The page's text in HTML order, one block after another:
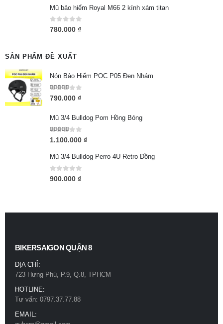
Mũ bảo hiểm Royal M66 2 kính xám titan
0out of 5
780.000 ₫
SẢN PHẨM ĐỀ XUẤT
Nón Bảo Hiểm POC P05 Đen Nhám
5.00 out of 5
790.000 ₫
Mũ 3/4 Bulldog Pom Hồng Bóng
5.00out of 5
1.100.000 ₫
Mũ 3/4 Bulldog Perro 4U Retro Đồng
0out of 5
900.000 ₫
BIKERSAIGON QUẬN 8
ĐỊA CHỈ:
723 Hưng Phú, P.9, Q.8, TPHCM
HOTLINE:
Tư vấn: 0797.37.77.88
EMAIL: